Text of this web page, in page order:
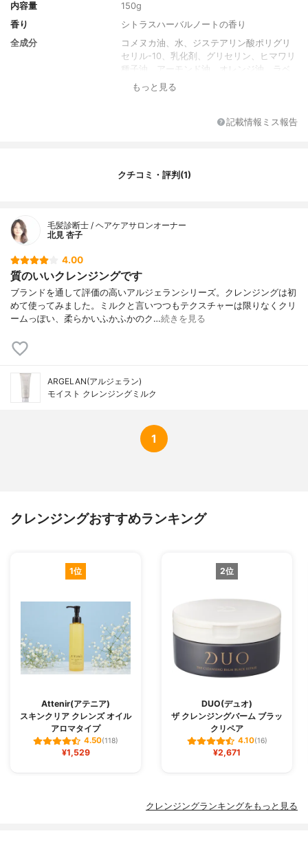
内容量
150g
香り
シトラスハーバルノートの香り
全成分
コメヌカ油、水、ジステアリン酸ポリグリ
セリル-10、乳化剤、グリセリン、ヒマワリ
種子油、アーモンド油、オレンジ油、ラベ
ンダー油、オレンジ果実水、ビターオレン
アスピノサ核油、オリーブ果実油、ホホバ
E）、ブドウ種子油、エタノール、ローズマ
もっと見る
記載情報ミス報告
クチコミ・評判(1)
毛髪診断士 / ヘアケアサロンオーナー
北見 杏子
4.00
質のいいクレンジングです
ブランドを通して評価の高いアルジェランシリーズ。クレンジングは初
めて使ってみました。ミルクと言いつつもテクスチャーは限りなくクリ
ームっぽい、柔らかいふかふかのク…続きを見る
ARGELAN(アルジェラン)
モイスト クレンジングミルク
1
クレンジングおすすめランキング
1位
Attenir(アテニア)
スキンクリア クレンズ オイル
アロマタイプ
4.50(118)
¥1,529
2位
DUO(デュオ)
ザ クレンジングバーム ブラッ
クリペア
4.10(16)
¥2,671
クレンジングランキングをもっと見る